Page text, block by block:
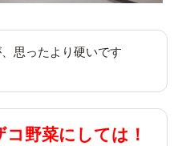
思ったより硬いです
コ野菜にしては！